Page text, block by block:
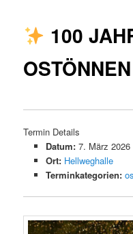
100
OSTÖNNEN
Termin Details
Datum: 7. März 2026
Ort: Hellweghalle
Terminkategorien: